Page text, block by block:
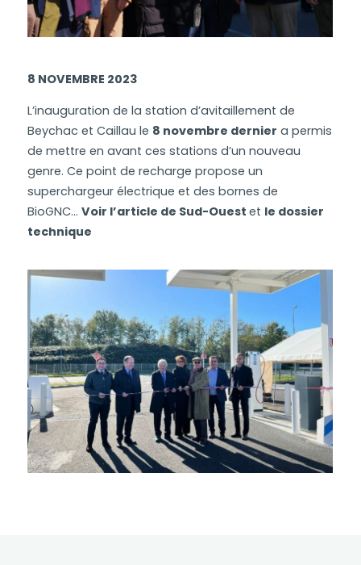
8 NOVEMBRE 2023
L’inauguration de la station d’avitaillement de
Beychac et Caillau le 8 novembre dernier a permis
de mettre en avant ces stations d’un nouveau
genre. Ce point de recharge propose un
superchargeur électrique et des bornes de
BioGNC…Voir l’article de Sud-Ouestet le dossier
technique